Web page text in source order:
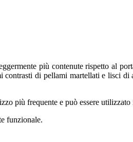
più contenute rispetto al
contrasti di pellami martellati e lisci
più frequente e può essere
funzionale.